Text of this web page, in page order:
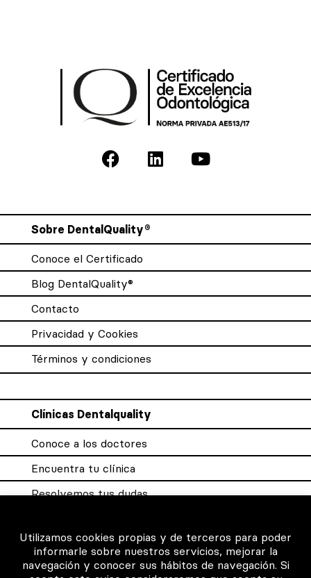
Sobre DentalQuality®
Conoce el Certificado
Blog DentalQuality®
Contacto
Privacidad y Cookies
Términos y condiciones
Clínicas Dentalquality
Conoce a los doctores
Encuentra tu clínica
Resolvemos tus dudas
Para los profesionales
Utilizamos cookies propias y de terceros para poder
informarle sobre nuestros servicios, mejorar la
navegación y conocer sus hábitos de navegación. Si